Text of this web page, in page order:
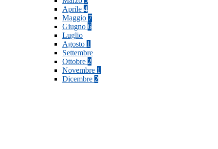
Aprile 4
Maggio 7
Giugno 6
Luglio
Agosto 1
Settembre
Ottobre 2
Novembre 1
Dicembre 2